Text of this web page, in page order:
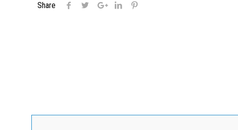
Share